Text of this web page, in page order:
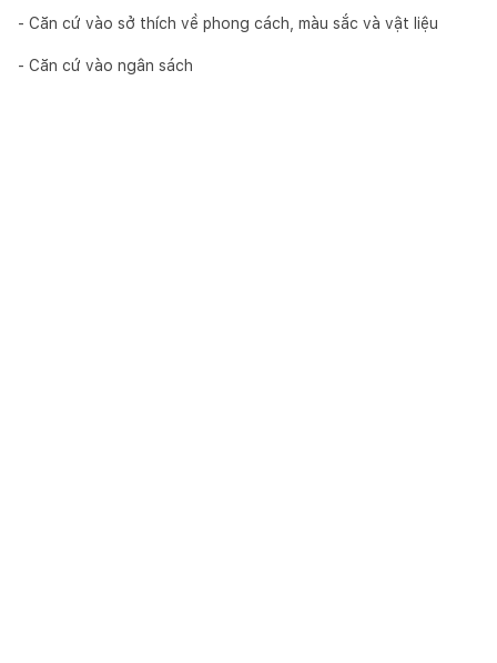
- Căn cứ vào sở thích về phong cách, màu sắc và vật liệu
- Căn cứ vào ngân sách